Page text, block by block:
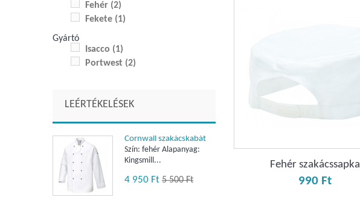
Fehér (2)
Fekete (1)
Gyártó
Isacco (1)
Portwest (2)
LEÉRTÉKELÉSEK
Cornwall szakácskabát
Szín: fehér Alapanyag:
Kingsmill...
4 950 Ft‎ 5 500 Ft‎
Fehér szakácssapka
990 Ft‎